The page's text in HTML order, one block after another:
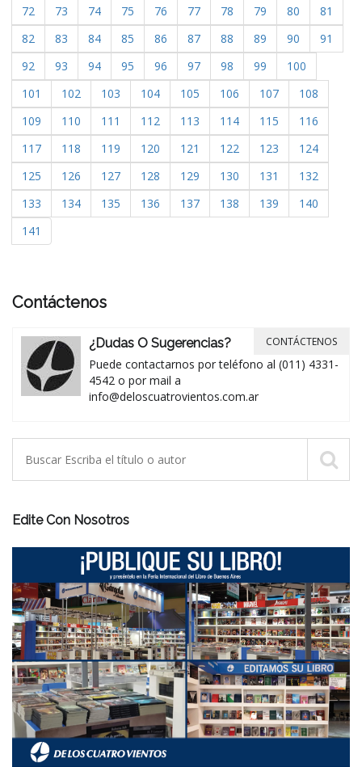
72
73 74 75 76 77 78 79 80
81
82
83 84 85 86 87 88 89 90
91
92
93 94 95 96 97 98 99
100
101
102 103 104 105 106 107
108
109
110 111 112 113 114 115
116
117
118 119 120 121 122 123
124
125
126 127 128 129 130 131
132
133
134 135 136 137 138 139
140
141
Contáctenos
¿Dudas O Sugerencias?
Puede contactarnos por teléfono al (011) 4331-
4542 o por mail a
info@deloscuatrovientos.com.ar
CONTÁCTENOS
Edite Con Nosotros